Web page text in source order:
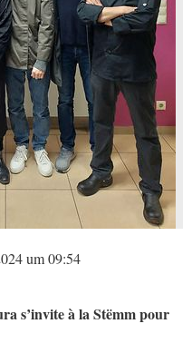
um 09:54
s’invite à la Stëmm pour